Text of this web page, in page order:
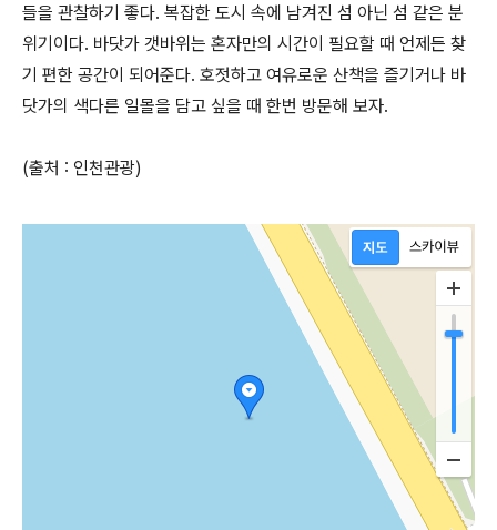
들을 관찰하기 좋다. 복잡한 도시 속에 남겨진 섬 아닌 섬 같은 분
위기이다. 바닷가 갯바위는 혼자만의 시간이 필요할 때 언제든 찾
기 편한 공간이 되어준다. 호젓하고 여유로운 산책을 즐기거나 바
닷가의 색다른 일몰을 담고 싶을 때 한번 방문해 보자.
(출처 : 인천관광)